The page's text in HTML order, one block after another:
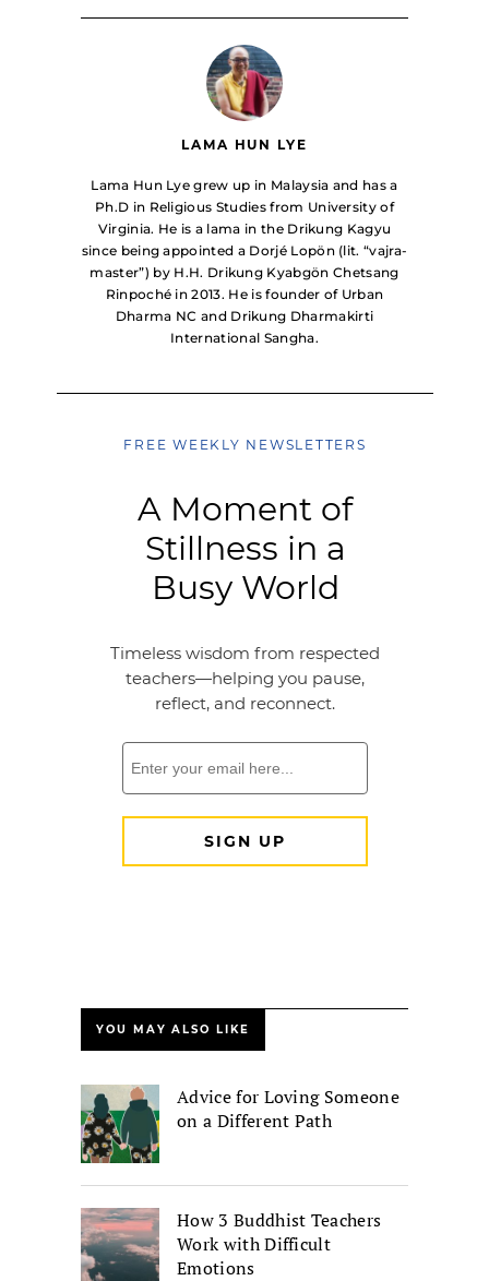
LAMA HUN LYE
Lama Hun Lye grew up in Malaysia and has a
Ph.D in Religious Studies from University of
Virginia. He is a lama in the Drikung Kagyu
since being appointed a Dorjé Lopön (lit. “vajra-
master”) by H.H. Drikung Kyabgön Chetsang
Rinpoché in 2013. He is founder of Urban
Dharma NC and Drikung Dharmakirti
International Sangha.
YOU MAY ALSO LIKE
Advice for Loving Someone
on a Different Path
How 3 Buddhist Teachers
Work with Difficult
Emotions